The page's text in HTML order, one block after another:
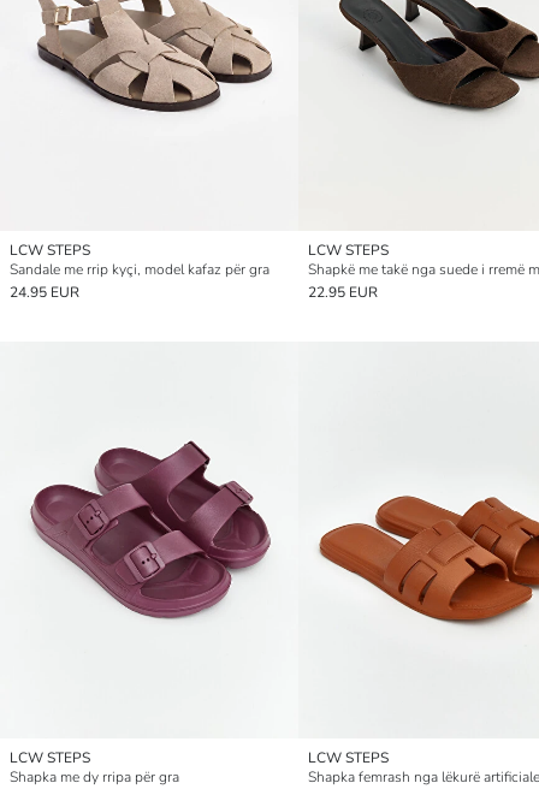
LCW STEPS
Sandale me rrip kyçi, model kafaz për gra
24.95 EUR
LCW STEPS
22.95 EUR
LCW STEPS
Shapka me dy rripa për gra
LCW STEPS
Shapka femrash nga lëkurë artificiale